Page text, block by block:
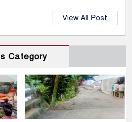
View All Post
Category